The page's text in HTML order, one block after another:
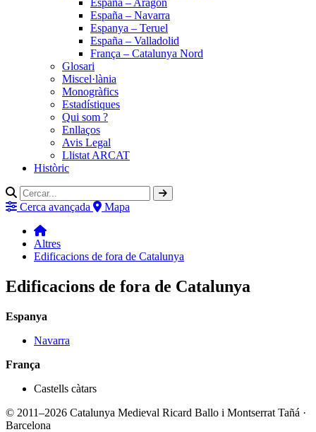
España – Aragón
España – Navarra
Espanya – Teruel
España – Valladolid
França – Catalunya Nord
Glosari
Miscel·lània
Monogràfics
Estadístiques
Qui som ?
Enllaços
Avis Legal
Llistat ARCAT
Històric
Cerca avançada Mapa
Altres
Edificacions de fora de Catalunya
Edificacions de fora de Catalunya
Espanya
Navarra
França
Castells càtars
© 2011–2026 Catalunya Medieval Ricard Ballo i Montserrat Tañá ·
Barcelona